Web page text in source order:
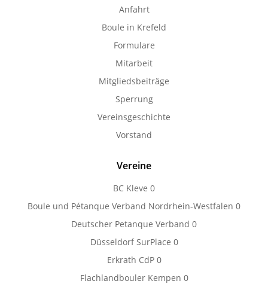
Anfahrt
Boule in Krefeld
Formulare
Mitarbeit
Mitgliedsbeiträge
Sperrung
Vereinsgeschichte
Vorstand
Vereine
BC Kleve 0
Boule und Pétanque Verband Nordrhein-Westfalen 0
Deutscher Petanque Verband 0
Düsseldorf SurPlace 0
Erkrath CdP0
Flachlandbouler Kempen 0